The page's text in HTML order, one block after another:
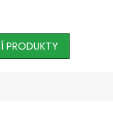
PRODUKTY